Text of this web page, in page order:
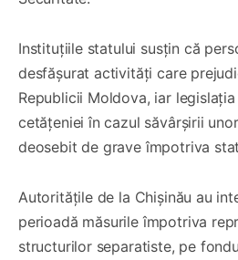
Instituțiile statului susțin că
desfășurat activități care
Republicii Moldova, iar
cetățeniei în cazul săvârșirii
deosebit de grave împotriva
Autoritățile de la Chișinău au
perioadă măsurile împotriva
structurilor separatiste, pe